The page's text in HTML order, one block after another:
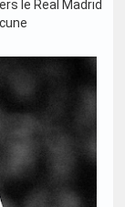
le Real Madrid